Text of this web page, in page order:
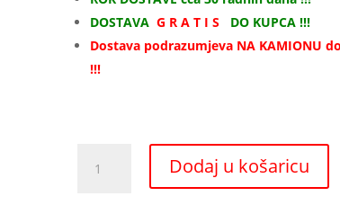
DOSTAVAG R A T I S DO KUPCA !!!
Dostava podrazumjeva NA KAMIONU
!!!
RETROšank
Dodaj u košaricu